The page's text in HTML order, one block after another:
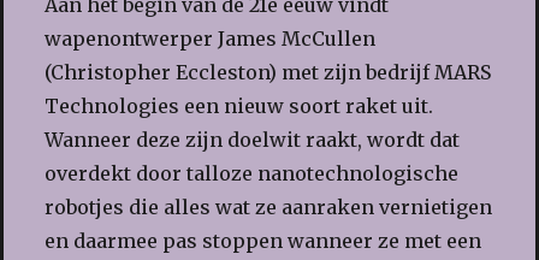
wapenontwerper James McCullen
(Christopher Eccleston) met zijn bedrijf MARS
Technologies een nieuw soort raket uit.
Wanneer deze zijn doelwit raakt, wordt dat
overdekt door talloze nanotechnologische
robotjes die alles wat ze aanraken vernietigen
en daarmee pas stoppen wanneer ze met een